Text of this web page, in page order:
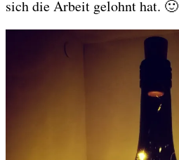
sich die Arbeit gelohnt hat. 🙂